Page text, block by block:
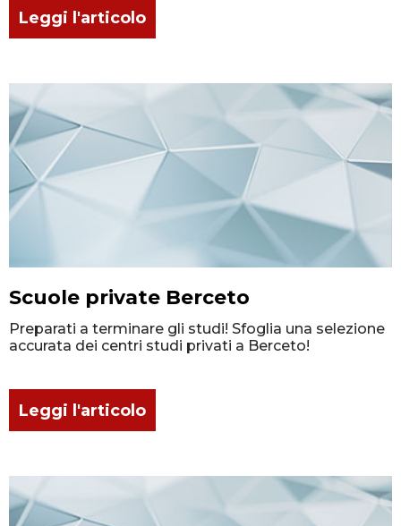
Leggi l'articolo
Scuole private Berceto
Preparati a terminare gli studi! Sfoglia una selezione
accurata dei centri studi privati a Berceto!
Leggi l'articolo